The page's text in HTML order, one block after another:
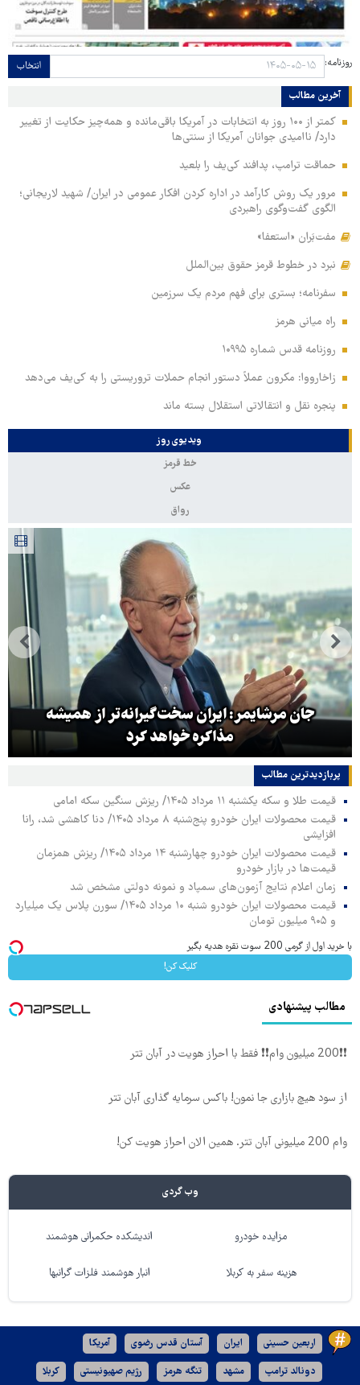
روزنامه: انتخاب
آخرین مطالب
کمتر از ۱۰۰ روز به انتخابات در آمریکا باقی‌مانده و همه‌چیز حکایت از تغییر
دارد/ ناامیدی جوانان آمریکا از سنتی‌ها
حماقت ترامپ، پدافند کی‌یف را بلعید
مرور یک روش کارآمد در اداره کردن افکار عمومی در ایران/ شهید لاریجانی؛
الگوی گفت‌وگوی راهبردی
مفت‌بَران «استعفا»
نبرد در خطوط قرمز حقوق بین‌الملل
سفرنامه؛ بستری برای فهم مردم یک سرزمین
راه میانی هرمز
روزنامه قدس شماره ۱۰۹۹۵
زاخارووا: مکرون عملاً دستور انجام حملات تروریستی را به کی‌یف می‌دهد
پنجره‌ نقل و انتقالاتی استقلال بسته ماند
ویدیوی روز
خط قرمز
عکس
رواق
جان مرشایمر: ایران سخت‌گیرانه‌تر از همیشه
مذاکره خواهد کرد
پربازدیدترین‌ مطالب
قیمت طلا و سکه یکشنبه ۱۱ مرداد ۱۴۰۵/ ریزش سنگین سکه امامی
قیمت محصولات ایران خودرو پنج‌شنبه ۸ مرداد ۱۴۰۵/ دنا کاهشی شد، رانا
افزایشی
قیمت محصولات ایران خودرو چهارشنبه ۱۴ مرداد ۱۴۰۵/ ریزش همزمان
قیمت‌ها در بازار خودرو
زمان اعلام نتایج آزمون‌های سمپاد و نمونه دولتی مشخص شد
قیمت محصولات ایران خودرو شنبه ۱۰ مرداد ۱۴۰۵/ سورن پلاس یک میلیارد
و ۹۰۵ میلیون تومان
با خرید اول از گرمی 200 سوت نقره هدیه بگیر
کلیک کن!
مطالب پیشنهادی
❗❗200 میلیون وام❗❗ فقط با احراز هویت در آبان تتر
از سود هیچ بازاری جا نمون! باکس سرمایه گذاری آبان تتر
وام 200 میلیونی آبان تتر. همین الان احراز هویت کن!
وب گردی
مزایده خودرو اندیشکده حکمرانی هوشمند
هزینه سفر به کربلا انبار هوشمند فلزات گرانبها
اربعین حسینی ایران آستان قدس رضوی آمریکا
دونالد ترامپ مشهد تنگه هرمز رژیم صهیونیستی کربلا